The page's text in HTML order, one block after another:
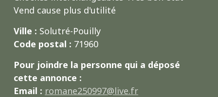
Vend cause plus d'utilité
Ville : Solutré-Pouilly
Code postal : 71960
Pour joindre la personne qui a déposé
cette annonce :
Email : romane250997@live.fr